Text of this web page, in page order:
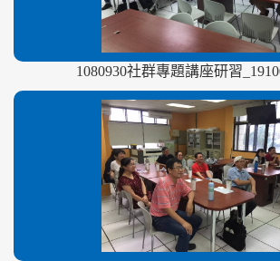
1080930社群專題講座研習